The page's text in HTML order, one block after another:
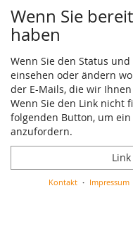
Wenn Sie
haben
Wenn Sie den Status
einsehen oder ändern
der E-Mails, die wir
Wenn Sie den Link nicht
folgenden Button, um
anzufordern.
Kontakt Impressum